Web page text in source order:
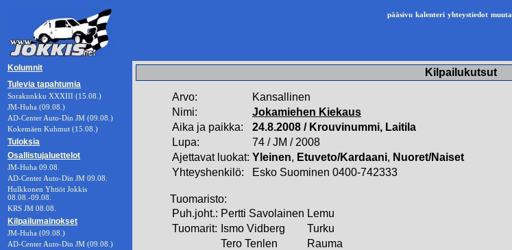
pääsivu kalenteri yhteystiedot muuta
Kolumnit
Tulevia tapahtumia
Sorakunkku XXXIII (15.08.)
JM-Huha (09.08.)
AD-Center Auto-Din JM (09.08.)
Kokemäen Kuhmut (15.08.)
Tuloksia
Osallistujaluettelot
JM-Huha 09.08.
AD-Center Auto-Din JM 09.08.
Hulkkonen Yhtiöt Jokkis
08.08.-09.08.
KRS JM 08.08.
Kilpailumainokset
JM-Huha (09.08.)
AD-Center Auto-Din JM (09.08.)
Kilpailukutsut
Arvo:
Kansallinen
Nimi:
Jokamiehen Kiekaus
Aika ja paikka:
24.8.2008 / Krouvinummi, Laitila
Lupa:
74 / JM / 2008
Ajettavat luokat: Yleinen, Etuveto/Kardaani, Nuoret/Naiset
Yhteyshenkilö:
Esko Suominen 0400-742333
Tuomaristo:
Puh.joht.: Pertti Savolainen Lemu
Tuomarit: Ismo Vidberg
Turku
Tero Tenlen
Rauma